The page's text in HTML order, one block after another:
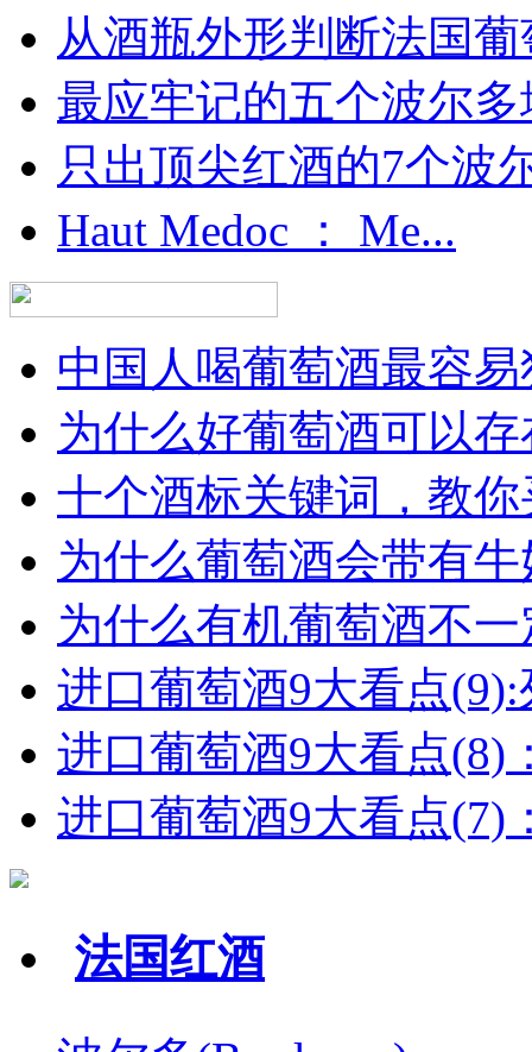
从酒瓶外形判断法国
最应牢记的五个波尔多
只出顶尖红酒的7个波
Haut Medoc ： Me...
中国人喝葡萄酒最容
为什么好葡萄酒可以
十个酒标关键词，教
为什么葡萄酒会带有
为什么有机葡萄酒不
进口葡萄酒9大看点(9):
进口葡萄酒9大看点(8)
进口葡萄酒9大看点(7)
法国红酒